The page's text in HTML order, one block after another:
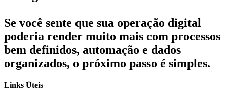
Se você sente que sua operação digital
poderia render muito mais com processos
bem definidos, automação e dados
organizados, o próximo passo é simples.
Links Úteis